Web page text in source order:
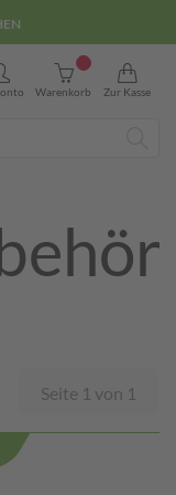
Warenkorb
0
Zur Kasse
Seite 1 von 1